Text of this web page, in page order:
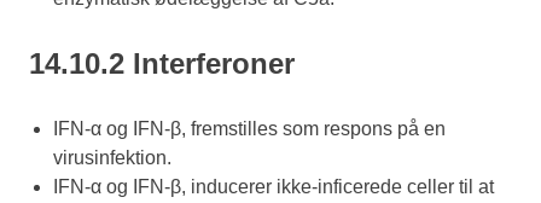
14.10.2 Interferoner
IFN-α og IFN-β, fremstilles som respons på en
virusinfektion.
IFN-α og IFN-β, inducerer ikke-inficerede celler til at